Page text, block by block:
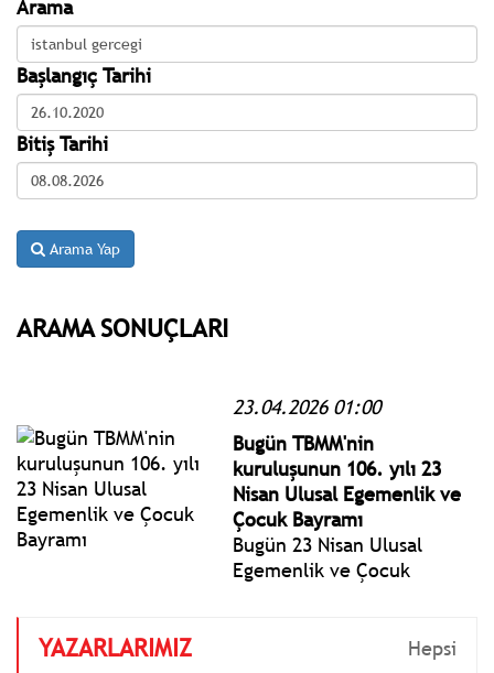
Arama
Başlangıç Tarihi
Bitiş Tarihi
Arama Yap
ARAMA SONUÇLARI
23.04.2026 01:00
Bugün TBMM'nin
kuruluşunun 106. yılı 23
Nisan Ulusal Egemenlik ve
Çocuk Bayramı
Bugün 23 Nisan Ulusal
Egemenlik ve Çocuk
yılı. Bugün Türkiye Büyük
YAZARLARIMIZ Hepsi